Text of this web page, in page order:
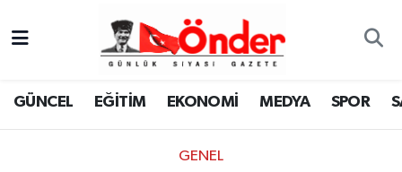
GÜNCEL EĞİTİM EKONOMİ MEDYA SPOR
GENEL
GÜNCEL
Zonguldak Nöbetçi Eczaneler
Zonguldak Namaz Vakitleri